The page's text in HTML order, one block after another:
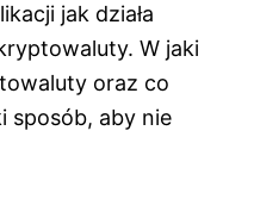
jak działa
W jaki
oraz co
sposób, aby nie